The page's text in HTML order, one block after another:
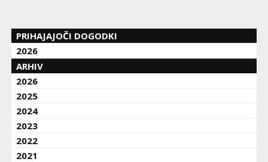
PRIHAJAJOČI DOGODKI
2026
ARHIV
2026
2025
2024
2023
2022
2021